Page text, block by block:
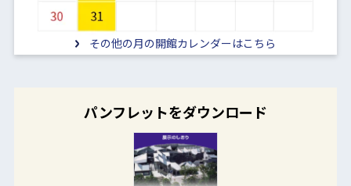
その他の月の開館カレンダーはこちら
パンフレットをダウンロード